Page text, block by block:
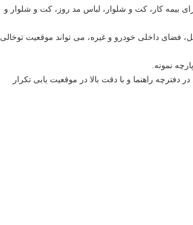
بیمه کار، کت و شلوار، لباس مد روز، کت و شلوار و
فضای داخلی خودرو و غیره، می تواند موقعیت توخالی
راهنما و با دقت بالا در موقعیت یابی تکرار